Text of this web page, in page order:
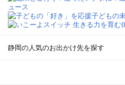
静岡の人気のお出かけ先を探す